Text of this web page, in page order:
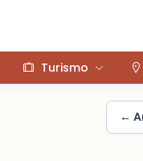
Turismo
←